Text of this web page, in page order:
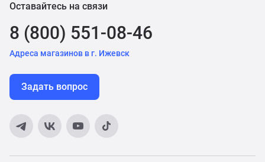
Оставайтесь на связи
8 (800) 551-08-46
Адреса магазинов в г. Ижевск
Задать вопрос